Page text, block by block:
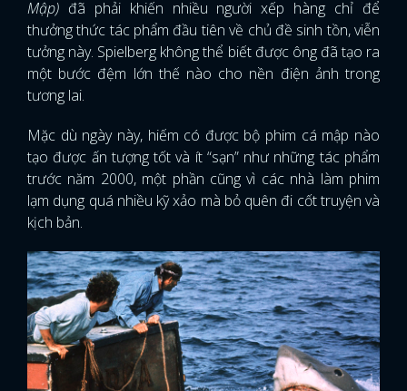
Mập) đã phải khiến nhiều người xếp hàng chỉ để
thưởng thức tác phẩm đầu tiên về chủ đề sinh tồn, viễn
tưởng này. Spielberg không thể biết được ông đã tạo ra
một bước đệm lớn thế nào cho nền điện ảnh trong
tương lai.
Mặc dù ngày này, hiếm có được bộ phim cá mập nào
tạo được ấn tượng tốt và ít “sạn” như những tác phẩm
trước năm 2000, một phần cũng vì các nhà làm phim
lạm dụng quá nhiều kỹ xảo mà bỏ quên đi cốt truyện và
kịch bản.